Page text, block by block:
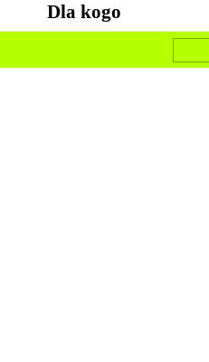
Dla kogo